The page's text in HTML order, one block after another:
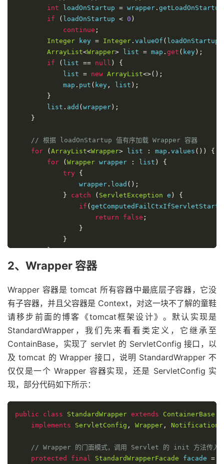
int loadOnStartup = wrapper . getLoadOnStartup
if
( loadOnStartup < 0 )
continue ;
Integer key = Integer . valueOf ( loadOnStartup
ArrayList<Wrapper> list = map . get ( key );
if
( list == null )
{
            list
= new ArrayList<>();
            map
. put ( key , list );
}
        list
. add ( wrapper );
}
// 根据 loadOnStartup 值有序加载 Wrapper 容器
for
( ArrayList<Wrapper> list : map . values ())
{
for
( Wrapper wrapper : list )
{
try {
                wrapper
. load ();
}
catch ( ServletException e )
{
if (
return
false ;
}
}
}
}
return
true ;
2、Wrapper 容器
Wrapper 容器是 tomcat 所有容器中最底层子容器，它没
有子容器，并且父容器是 Context，对这一块不了解的童鞋
请移步前面的博客《tomcat框架设计》。默认实现是
StandardWrapper，我们先来看看类定义，它继承至
ContainBase，实现了 servlet 的 ServletConfig 接口，以
及 tomcat 的 Wrapper 接口，说明 StandardWrapper 不
仅仅是一个 Wrapper 容器实现，还是 ServletConfig 实
现，部分代码如下所示：
public class StandardWrapper extends
ContainerBase
implements
ServletConfig , Wrapper ,
// Wrapper 的门面模式，调用 Servlet 的 init 方法传入的
protected
final StandardWrapperFacade facade =